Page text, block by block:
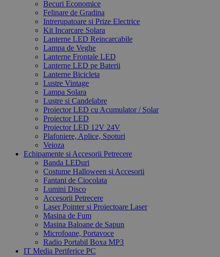
Becuri Economice
Felinare de Gradina
Intrerupatoare si Prize Electrice
Kit Incarcare Solara
Lanterne LED Reincarcabile
Lampa de Veghe
Lanterne Frontale LED
Lanterne LED pe Baterii
Lanterne Bicicleta
Lustre Vintage
Lampa Solara
Lustre si Candelabre
Proiector LED cu Acumulator / Solar
Proiector LED
Proiector LED 12V 24V
Plafoniere, Aplice, Spoturi
Veioza
Echipamente si Accesorii Petrecere
Banda LEDuri
Costume Halloween si Accesorii
Fantani de Ciocolata
Lumini Disco
Accesorii Petrecere
Laser Pointer si Proiectoare Laser
Masina de Fum
Masina Baloane de Sapun
Microfoane, Portavoce
Radio Portabil Boxa MP3
IT Media Periferice PC